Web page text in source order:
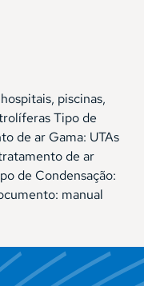
piscinas,
Tipo de
de ar Gama: UTAs
de ar
de Condensação:
manual